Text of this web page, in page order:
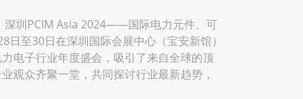
圳PCIM Asia 2024——国际电力元件、可
日至30日在深圳国际会展中心（宝安新馆）
电子行业年度盛会，吸引了来自全球的顶
观众齐聚一堂，共同探讨行业最新趋势，